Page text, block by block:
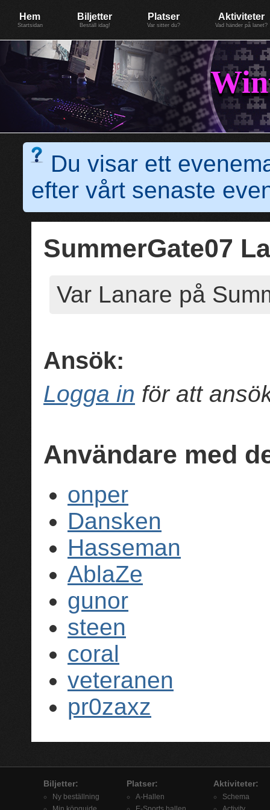
Hem
Startsidan
Biljetter
Beställ idag!
Platser
Var sitter du?
Aktiviteter
Vad händer på lanet?
Du visar ett
efter vårt senaste
SummerGate07
Var Lanare på
Ansök:
Logga in för att
Användare med
onper
Dansken
Hasseman
AblaZe
gunor
steen
coral
veteranen
pr0zaxz
Biljetter:
Ny beställning
Platser:
A-Hallen
Aktiviteter:
Schema